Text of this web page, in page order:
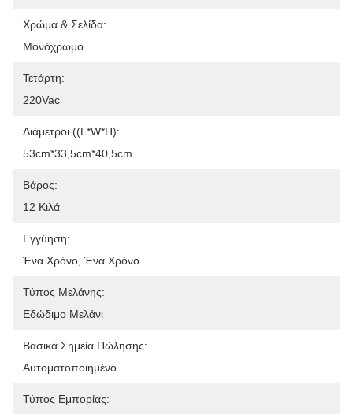
Χρώμα & Σελίδα:
Μονόχρωμο
Τετάρτη:
220Vac
Διάμετροι ((L*W*H):
53cm*33,5cm*40,5cm
Βάρος:
12 Κιλά
Εγγύηση:
Ένα Χρόνο, Ένα Χρόνο
Τύπος Μελάνης:
Εδώδιμο Μελάνι
Βασικά Σημεία Πώλησης:
Αυτοματοποιημένο
Τύπος Εμπορίας: